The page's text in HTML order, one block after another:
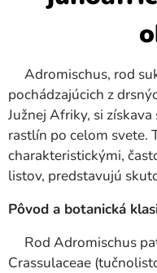
Adromischus, rod
pochádzajúcich z
Južnej Afriky, si
rastlín po celom svete.
charakteristickými,
listov, predstavujú
Pôvod a botanická
Rod Adromischus
Crassulaceae